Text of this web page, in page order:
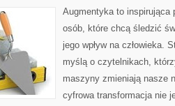
Augmentyka to inspirująca
osób, które chcą śledzić
jego wpływ na człowieka.
myślą o czytelnikach,
maszyny zmieniają nasze
cyfrowa transformacja nie